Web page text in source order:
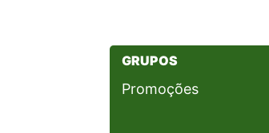
GRUPOS
Promoções